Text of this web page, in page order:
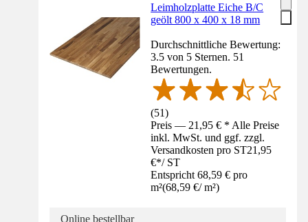
Leimholzplatte Eiche B/C
geölt 800 x 400 x 18 mm
Durchschnittliche Bewertung:
3.5 von 5 Sternen. 51
Bewertungen.
(51)
Preis — 21,95 € * Alle Preise
inkl. MwSt. und ggf. zzgl.
Versandkosten pro ST21,95
€*/ ST
Entspricht 68,59 € pro
m²(68,59 €/ m²)
Online bestellbar